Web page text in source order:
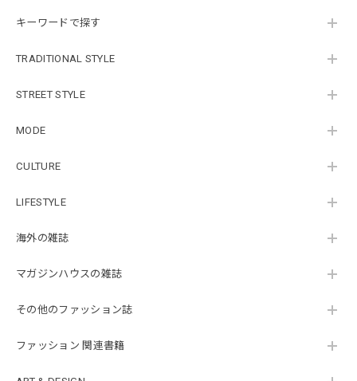
キーワードで探す
TRADITIONAL STYLE
STREET STYLE
MODE
CULTURE
LIFESTYLE
海外の雑誌
マガジンハウスの雑誌
その他のファッション誌
ファッション 関連書籍